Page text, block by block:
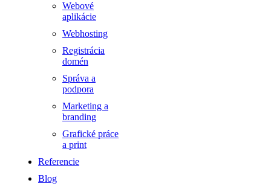
Webové
aplikácie
Webhosting
Registrácia
domén
Správa a
podpora
Marketing a
branding
Grafické práce
a print
Referencie
Blog